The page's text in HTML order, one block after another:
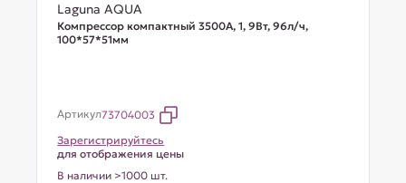
Laguna AQUA
Компрессор компактный 3500A, 1, 9Вт, 96л/ч,
100*57*51мм
Артикул73704003
Зарегистрируйтесь
для отображения цены
В наличии >1000 шт.